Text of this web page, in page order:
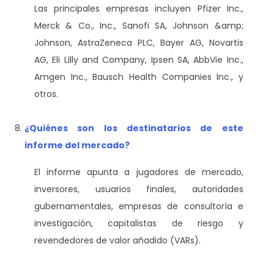
Las principales empresas incluyen Pfizer Inc.,
Merck & Co., Inc., Sanofi SA, Johnson &amp;
Johnson, AstraZeneca PLC, Bayer AG, Novartis
AG, Eli Lilly and Company, Ipsen SA, AbbVie Inc.,
Amgen Inc., Bausch Health Companies Inc., y
otros.
¿Quiénes son los destinatarios de este
informe del mercado?
El informe apunta a jugadores de mercado,
inversores, usuarios finales, autoridades
gubernamentales, empresas de consultoría e
investigación, capitalistas de riesgo y
revendedores de valor añadido (VARs).